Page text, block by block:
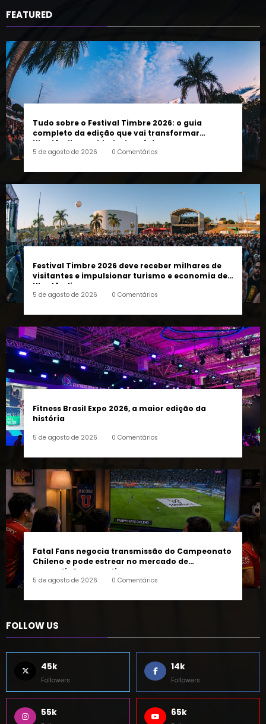
FEATURED
Tudo sobre o Festival Timbre 2026: o guia
completo da edição que vai transformar
Uberlândia na cidade da música
5 de agosto de 2026 0 Comentários
Festival Timbre 2026 deve receber milhares de
visitantes e impulsionar turismo e economia de
Uberlândia
5 de agosto de 2026 0 Comentários
Fitness Brasil Expo 2026, a maior edição da
história
5 de agosto de 2026 0 Comentários
Fatal Fans negocia transmissão do Campeonato
Chileno e pode estrear no mercado de
competições esportivas
5 de agosto de 2026 0 Comentários
FOLLOW US
45k
Followers
14k
Followers
55k 65k